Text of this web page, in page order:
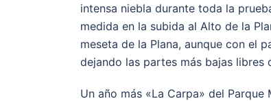
intensa niebla durante toda la
medida en la subida al Alto de la
meseta de la Plana, aunque con el
dejando las partes más bajas libres
Un año más «La Carpa» del